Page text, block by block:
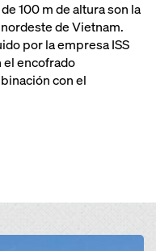
100 m de altura son la
de Vietnam.
por la empresa ISS
el encofrado
con el